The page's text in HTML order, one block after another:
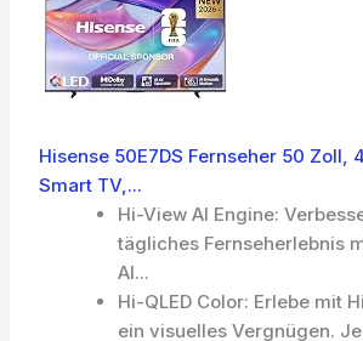
Hisense 50E7DS Fernseher 50 Zoll,
Smart TV,...
Hi-View AI Engine:
tägliches Fernseherlebnis
AI...
Hi-QLED Color: Erlebe mit
ein visuelles Vergnügen.